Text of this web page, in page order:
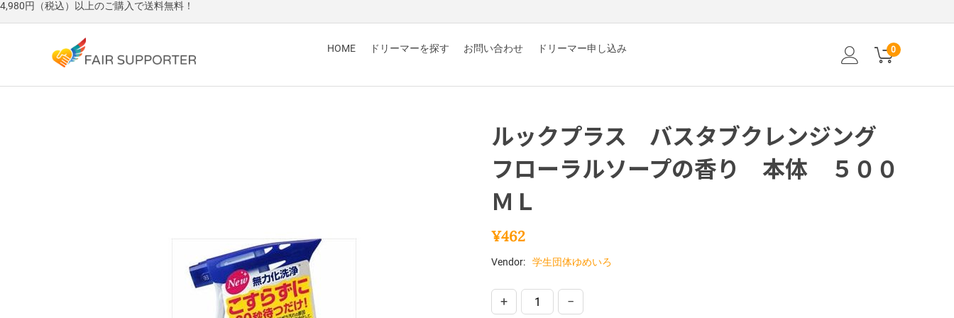
4,980円（税込）以上のご購入で送料無料！
HOME ドリーマーを探す お問い合わせ ドリーマー申し込み 0
ルックプラス バスタブクレンジング
フローラルソープの香り 本体 ５００
ＭＬ
¥462
Vendor: 学生団体ゆめいろ
+ −